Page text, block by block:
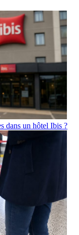
dans un hôtel Ibis ?